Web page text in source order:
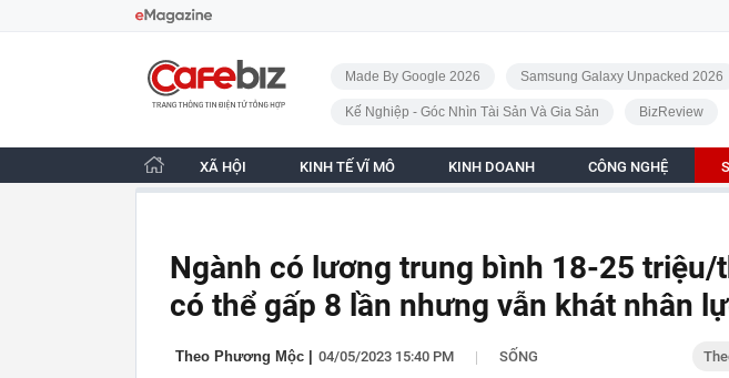
CafeBiz - Trang chủ
Made By Google 2026 Samsung Galaxy Unpacked 2026
Kế Nghiệp - Góc Nhìn Tài Sản Và Gia Sản BizReview
XÃ HỘI KINH TẾ VĨ MÔ KINH DOANH CÔNG NGHỆ
Ngành có lương trung bình 18-25 triệu/
có thể gấp 8 lần nhưng vẫn khát nhân
Theo Phương Mộc 04/05/2023 15:40 PM | SỐNG